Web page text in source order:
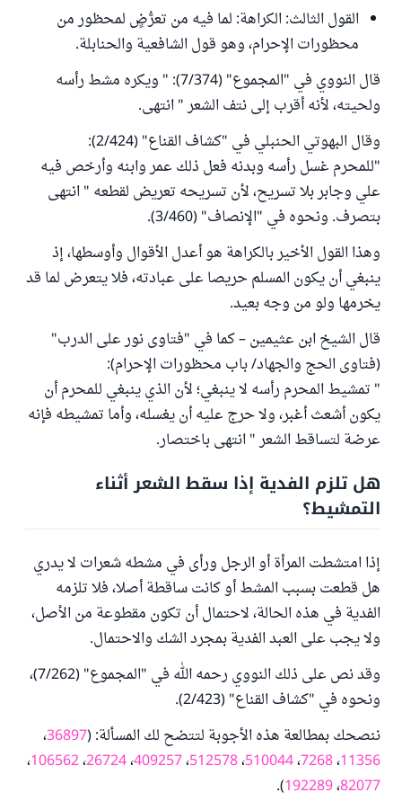
القول الثالث: الكراهة: لما فيه من تعرُّضٍ لمحظور من
محظورات الإحرام، وهو قول الشافعية والحنابلة.
قال النووي في "المجموع" (7/374): " ويكره مشط رأسه
ولحيته، لأنه أقرب إلى نتف الشعر " انتهى.
وقال البهوتي الحنبلي في "كشاف القناع" (2/424):
"للمحرم غسل رأسه وبدنه فعل ذلك عمر وابنه وأرخص فيه
علي وجابر بلا تسريح، لأن تسريحه تعريض لقطعه " انتهى
بتصرف. ونحوه في "الإنصاف" (3/460).
وهذا القول الأخير بالكراهة هو أعدل الأقوال وأوسطها، إذ
ينبغي أن يكون المسلم حريصا على عبادته، فلا يتعرض لما قد
يخرمها ولو من وجه بعيد.
قال الشيخ ابن عثيمين – كما في "فتاوى نور على الدرب"
(فتاوى الحج والجهاد/ باب محظورات الإحرام):
" تمشيط المحرم رأسه لا ينبغي؛ لأن الذي ينبغي للمحرم أن
يكون أشعث أغبر، ولا حرج عليه أن يغسله، وأما تمشيطه فإنه
عرضة لتساقط الشعر " انتهى باختصار.
هل تلزم الفدية إذا سقط الشعر أثناء
التمشيط؟
إذا امتشطت المرأة أو الرجل ورأى في مشطه شعرات لا يدري
هل قطعت بسبب المشط أو كانت ساقطة أصلا، فلا تلزمه
الفدية في هذه الحالة، لاحتمال أن تكون مقطوعة من الأصل،
ولا يجب على العبد الفدية بمجرد الشك والاحتمال.
وقد نص على ذلك النووي رحمه الله في "المجموع" (7/262)،
ونحوه في "كشاف القناع" (2/423).
ننصحك بمطالعة هذه الأجوبة لتتضح لك المسألة: (36897،
11356،7268،510044،512578،409257،26724،106562،
82077،192289
).